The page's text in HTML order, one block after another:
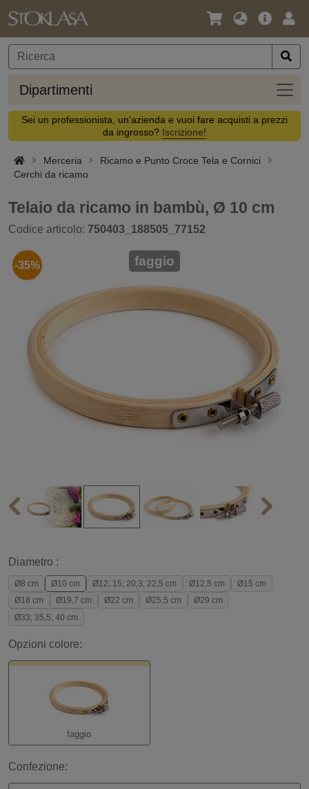
Lingua
Valuta
Offerta
Dipartimenti
Sei un professionista, un'azienda e vuoi fare acquisti a prezzi
da ingrosso? Iscrizione!
Merceria
Ricamo e Punto Croce Tela e Cornici
Cerchi da ricamo
Telaio da ricamo in bambù, Ø 10 cm
Codice articolo: 750403_188505_77152
-35% faggio
Diametro :
Ø8 cm Ø10 cm Ø12; 15; 20,3; 22,5 cm Ø12,5 cm
Ø15 cm
Ø18 cm
Ø19,7 cm Ø22 cm Ø25,5 cm
Ø29 cm
Ø33; 35,5; 40 cm
Opzioni colore:
faggio
Confezione: